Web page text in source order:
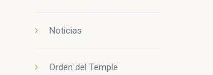
Noticias
Orden del Temple